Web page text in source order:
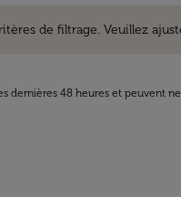
de filtrage. Veuillez
dernières 48 heures et peuvent